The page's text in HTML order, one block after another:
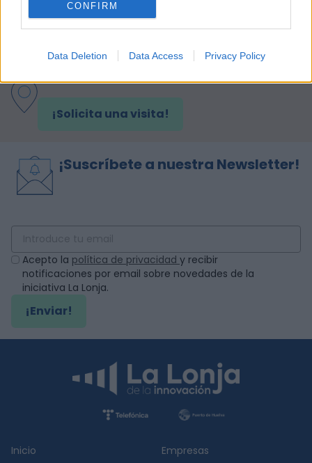
CONFIRM
Data Deletion Data Access Privacy Policy
¡Solicita una visita!
¡Suscríbete a nuestra Newsletter!
Acepto la política de privacidad y recibir
notificaciones por email sobre novedades de la
iniciativa La Lonja.
¡Enviar!
Inicio
Empresas